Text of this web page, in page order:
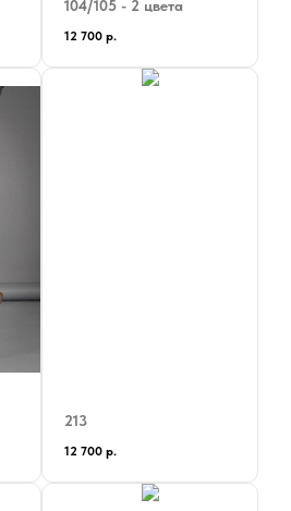
104/105 - 2 цвета
12 700 р.
213
12 700 р.